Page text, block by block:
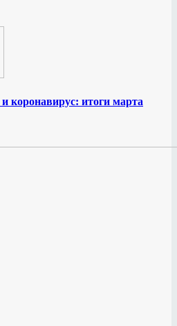
коронавирус: итоги марта